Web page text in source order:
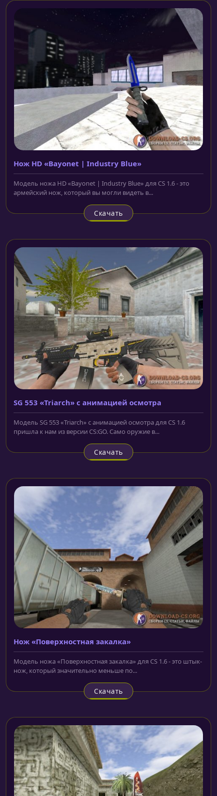
Нож HD «Bayonet | Industry Blue»
Модель ножа HD «Bayonet | Industry Blue» для CS 1.6 - это
армейский нож, который вы могли видеть в...
Скачать
SG 553 «Triarch» с анимацией осмотра
Модель SG 553 «Triarch» с анимацией осмотра для CS 1.6
пришла к нам из версии CS:GO. Само оружие в...
Скачать
Нож «Поверхностная закалка»
Модель ножа «Поверхностная закалка» для CS 1.6 - это штык-
нож, который значительно меньше по...
Скачать